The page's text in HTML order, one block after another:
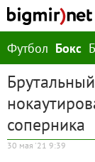
Футбол Бокс
соперника
30 мая '21 9:39